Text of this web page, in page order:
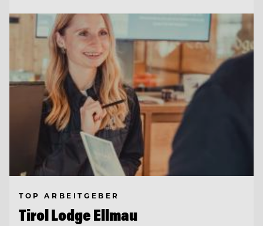
TOP ARBEITGEBER
Tirol Lodge Ellmau